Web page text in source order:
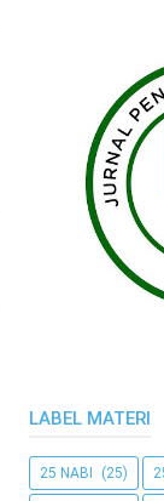
LABEL MATERI
25 NABI (25)